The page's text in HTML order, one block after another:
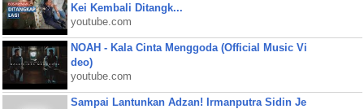
Kei Kembali Ditangk...
youtube.com
NOAH - Kala Cinta Menggoda (Official Music Vi
deo)
youtube.com
Sampai Lantunkan Adzan! Irmanputra Sidin Je